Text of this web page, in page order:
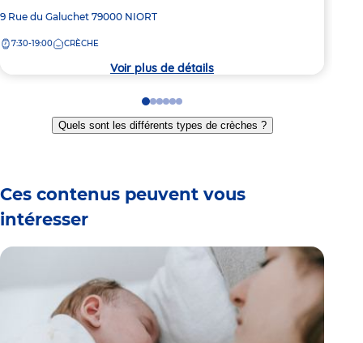
Adresse
la
9 Rue du Galuchet 79000 NIORT
7:30-19:00 CRÈCHE
Voir plus de détails
Go
to
slide
Go
to
slide
Go
to
slide
Go
to
slide
Go
to
slide
Go
to
slide
Quels sont les différents types de crèches ?
Ces contenus peuvent vous
intéresser